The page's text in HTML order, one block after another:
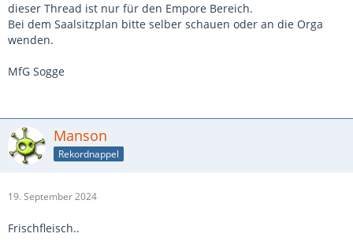
dieser Thread ist nur für den Empore Bereich.
Bei dem Saalsitzplan bitte selber schauen oder an die Orga
wenden.
MfG Sogge
Manson
Rekordnappel
19. September 2024
Frischfleisch..